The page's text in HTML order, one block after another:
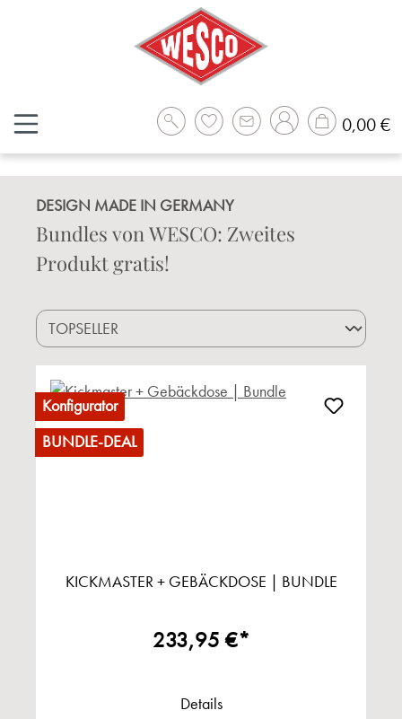
0,00 €
DESIGN MADE IN GERMANY
Bundles von WESCO: Zweites
Produkt gratis!
Konfigurator
BUNDLE-DEAL
KICKMASTER + GEBÄCKDOSE | BUNDLE
233,95 €*
Details